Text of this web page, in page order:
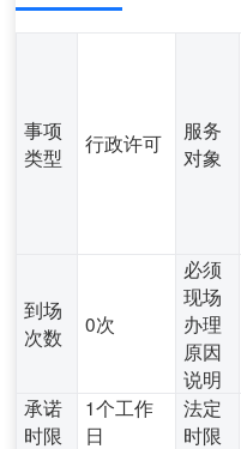
事项
类型
行政许可
服务
对象
到场
次数
0次
必须
现场
办理
原因
说明
承诺
时限
1个工作
日
法定
时限